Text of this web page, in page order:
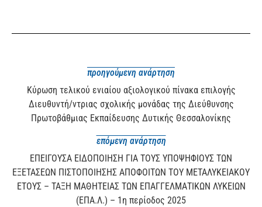
προηγούμενη ανάρτηση
Κύρωση τελικού ενιαίου αξιολογικού πίνακα επιλογής
Διευθυντή/ντριας σχολικής μονάδας της Διεύθυνσης
Πρωτοβάθμιας Εκπαίδευσης Δυτικής Θεσσαλονίκης
επόμενη ανάρτηση
ΕΠΕΙΓΟΥΣΑ ΕΙΔΟΠΟΙΗΣΗ ΓΙΑ ΤΟΥΣ ΥΠΟΨΗΦΙΟΥΣ ΤΩΝ
ΕΞΕΤΑΣΕΩΝ ΠΙΣΤΟΠΟΙΗΣΗΣ ΑΠΟΦΟΙΤΩΝ ΤΟΥ ΜΕΤΑΛΥΚΕΙΑΚΟΥ
ΕΤΟΥΣ – ΤΑΞΗ ΜΑΘΗΤΕΙΑΣ ΤΩΝ ΕΠΑΓΓΕΛΜΑΤΙΚΩΝ ΛΥΚΕΙΩΝ
(ΕΠΑ.Λ.) – 1η περίοδος 2025